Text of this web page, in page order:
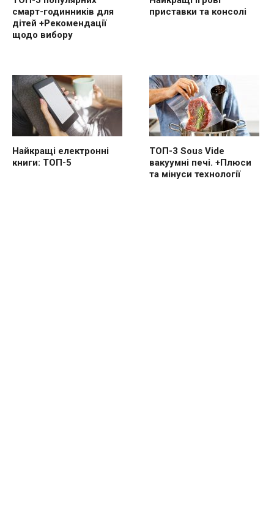
смарт-годинників для
дітей +Рекомендації
щодо вибору
приставки та консолі
Найкращі електронні
книги: ТОП-5
ТОП-3 Sous Vide
вакуумні печі. +Плюси
та мінуси технології